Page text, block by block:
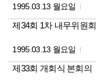
1995.03.13 월요일
제34회 1차 내무위원회
1995.03.13 월요일
제33회 개회식 본회의